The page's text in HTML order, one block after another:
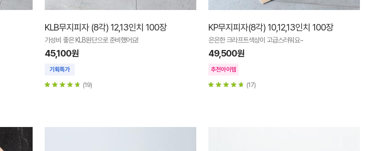
KLB무지피자 (8각) 12,13인치 100장
가성비 좋은 KLB원단으로 준비했어요!
45,100원
(19)
KP무지피자(8각) 10,12,13인치 100장
은은한 크라프트색상이 고급스러워요~
49,500원
(17)